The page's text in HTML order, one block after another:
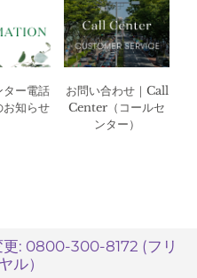
ター電話
お知らせ
お問い合わせ｜Call
Center（コールセ
ンター）
: 0800-300-8172 (フリ
ル）